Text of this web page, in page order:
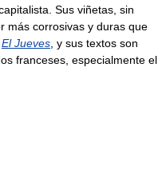
Sus viñetas, sin
más corrosivas y duras que
El Jueves , y sus textos son
franceses, especialmente el